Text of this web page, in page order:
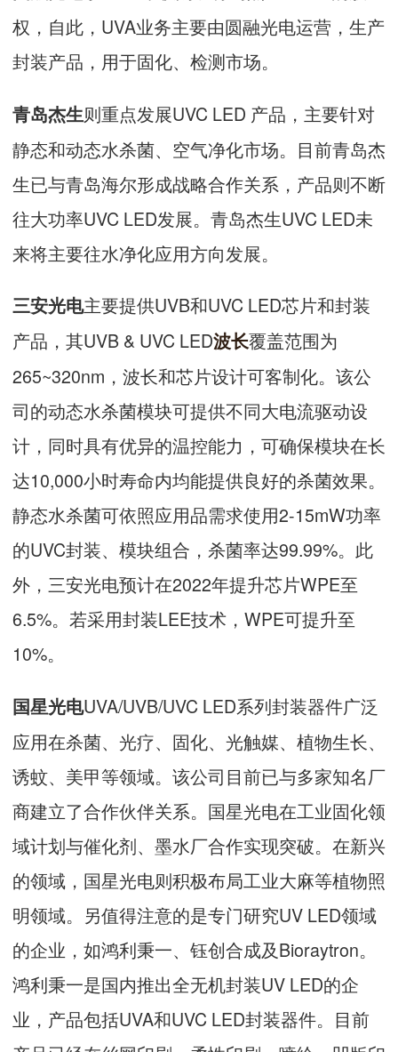
权，自此，UVA业务主要由圆融光电运营，生产
封装产品，用于固化、检测市场。
青岛杰生则重点发展UVC LED 产品，主要针对
静态和动态水杀菌、空气净化市场。目前青岛杰
生已与青岛海尔形成战略合作关系，产品则不断
往大功率UVC LED发展。青岛杰生UVC LED未
来将主要往水净化应用方向发展。
三安光电主要提供UVB和UVC LED芯片和封装
产品，其UVB & UVC LED波长覆盖范围为
265~320nm，波长和芯片设计可客制化。该公
司的动态水杀菌模块可提供不同大电流驱动设
计，同时具有优异的温控能力，可确保模块在长
达10,000小时寿命内均能提供良好的杀菌效果。
静态水杀菌可依照应用品需求使用2-15mW功率
的UVC封装、模块组合，杀菌率达99.99%。此
外，三安光电预计在2022年提升芯片WPE至
6.5%。若采用封装LEE技术，WPE可提升至
10%。
国星光电UVA/UVB/UVC LED系列封装器件广泛
应用在杀菌、光疗、固化、光触媒、植物生长、
诱蚊、美甲等领域。该公司目前已与多家知名厂
商建立了合作伙伴关系。国星光电在工业固化领
域计划与催化剂、墨水厂合作实现突破。在新兴
的领域，国星光电则积极布局工业大麻等植物照
明领域。另值得注意的是专门研究UV LED领域
的企业，如鸿利秉一、钰创合成及Bioraytron。
鸿利秉一是国内推出全无机封装UV LED的企
业，产品包括UVA和UVC LED封装器件。目前